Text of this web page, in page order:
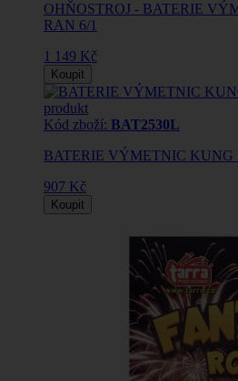
OHŇOSTROJ - BATERIE
RAN 6/1
1 149 Kč
Koupit
produkt
Kód zboží: BAT2530L
BATERIE VÝMETNIC KUNG
907 Kč
Koupit